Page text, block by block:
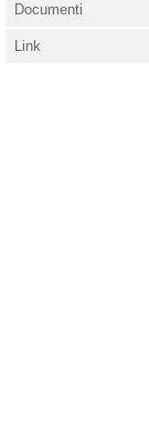
Documenti
Link